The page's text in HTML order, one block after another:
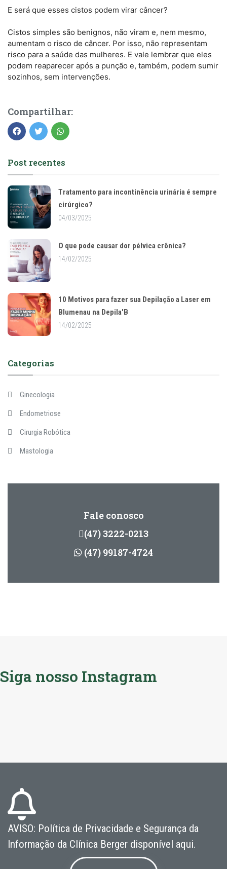
E será que esses cistos podem virar câncer?⠀
Cistos simples são benignos, não viram e, nem mesmo,
aumentam o risco de câncer. Por isso, não representam
risco para a saúde das mulheres. E vale lembrar que eles
podem reaparecer após a punção e, também, podem sumir
sozinhos, sem intervenções.
Compartilhar:
Post recentes
Tratamento para incontinência urinária é sempre
cirúrgico?
04/03/2025
O que pode causar dor pélvica crônica?
14/02/2025
10 Motivos para fazer sua Depilação a Laser em
Blumenau na Depila'B
14/02/2025
Categorias
Ginecologia
Endometriose
Cirurgia Robótica
Mastologia
Fale conosco
(47) 3222-0213
(47) 99187-4724
Siga nosso Instagram
AVISO: Política de Privacidade e Segurança da
Informação da Clínica Berger disponível aqui.